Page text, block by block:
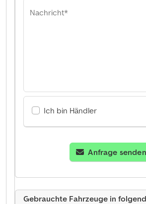
Nachricht*
Ich bin Händler
Anfrage senden
Gebrauchte Fahrzeuge in